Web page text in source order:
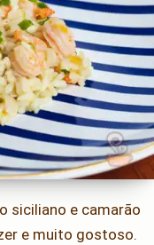
siciliano e camarão
e muito gostoso.